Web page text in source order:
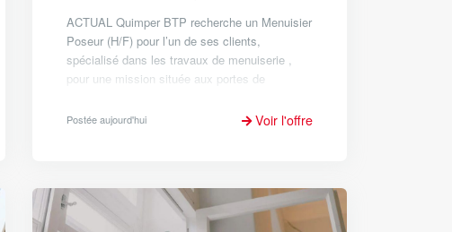
ACTUAL Quimper BTP recherche un Menuisier
Poseur (H/F) pour l’un de ses clients,
spécialisé dans les travaux de menuiserie ,
pour une mission située aux portes de
horaire : 12.64€ à 16.97€ selon compéten...
Postée aujourd'hui Voir l'offre